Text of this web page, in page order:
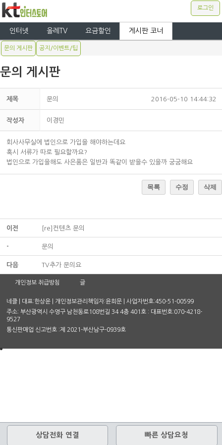
로그인
인터넷 올레TV 요금할인 게시판 코너
문의 게시판 공지/이벤트/팁
문의 게시판
제목 문의 2016-05-10 14:44:32
작성자 이경민
회사사무실에 법인으로 가입을 해야하는데요
혹시 서류가 따로 필요할까요?
법인으로 가입을해도 사은품은 일반과 똑같이 받을수 있을까 궁굼해요
목록 수정 삭제
이전 [re]컨텐츠 문의
- 문의
다음 TV추가 문의요
개인정보 취급방침 글
네클 | 대표:한상윤 | 개인정보관리책임자:윤희문 | 사업자번호:450-51-00599
주소: 부산광역시 수영구 남천동로108번길 34 4층 401호 : 대표번호:070-4218-
9527
통신판매업 신고번호 :제 2021-부산남구-0939호
상담전화 연결 빠른 상담요청